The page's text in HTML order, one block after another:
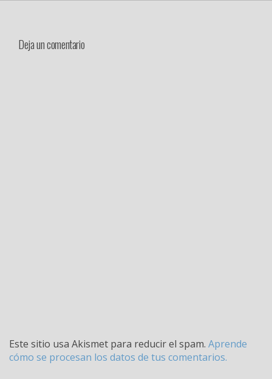
Deja un comentario
Este sitio usa Akismet para reducir el spam. Aprende
cómo se procesan los datos de tus comentarios.